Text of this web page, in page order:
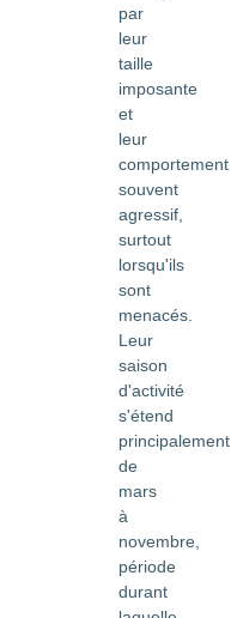
par
leur
taille
imposante
et
leur
comportement
souvent
agressif,
surtout
lorsqu'ils
sont
menacés.
Leur
saison
d'activité
s'étend
principalement
de
mars
à
novembre,
période
durant